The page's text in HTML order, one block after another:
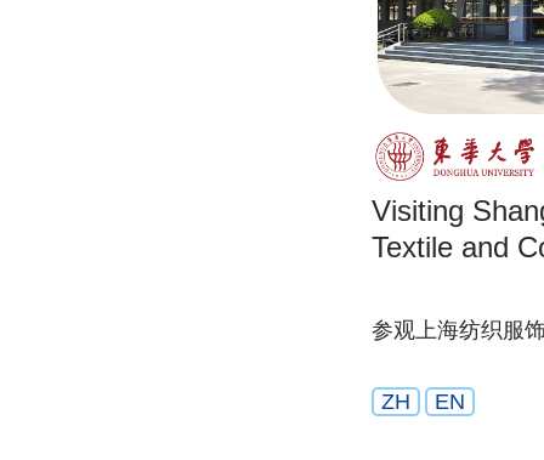
Visiting
Textile and
参观上海纺织服
ZH EN